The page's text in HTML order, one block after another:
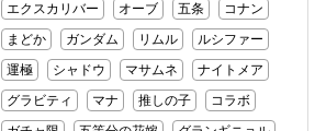
エクスカリバー
オーブ 五条
コナン
まどか
ガンダム リムル
ルシファー
運極
シャドウ マサムネ
ナイトメア
グラビティ
マナ 推しの子
コラボ